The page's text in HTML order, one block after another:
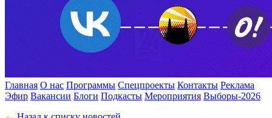
Главная О нас Программы Спецпроекты Контакты Реклама
Эфир Вакансии Блоги Подкасты Мероприятия Выборы-2026